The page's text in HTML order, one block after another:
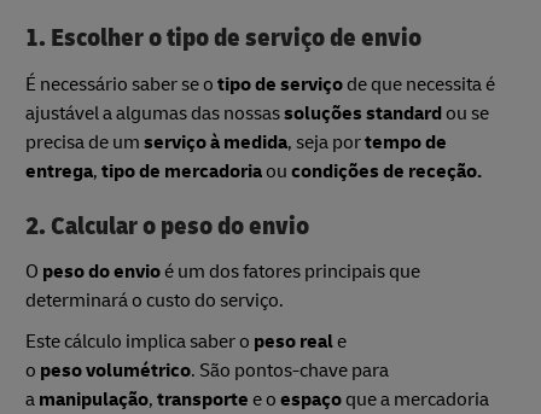
1. Escolher o tipo de serviço de envio
É necessário saber se o tipo de serviço de que necessita é
ajustável a algumas das nossassoluções standard ou se
precisa de um serviço à medida, seja portempo de
entrega, tipo de mercadoria ou condições de receção.
2. Calcular o peso do envio
O peso do envio é um dos fatores principais que
determinará o custo do serviço.
Este cálculo implica saber o peso real e
o peso volumétrico. São pontos-chave para
a manipulação, transporte e o espaço que a mercadoria